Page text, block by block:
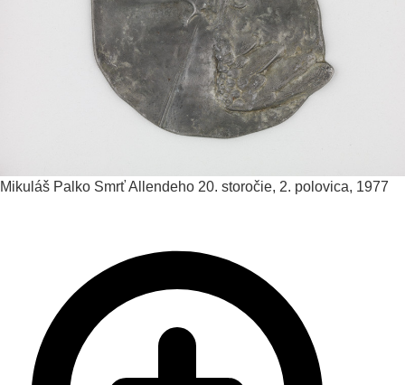
Mikuláš Palko Smrť Allendeho 20. storočie, 2. polovica, 1977